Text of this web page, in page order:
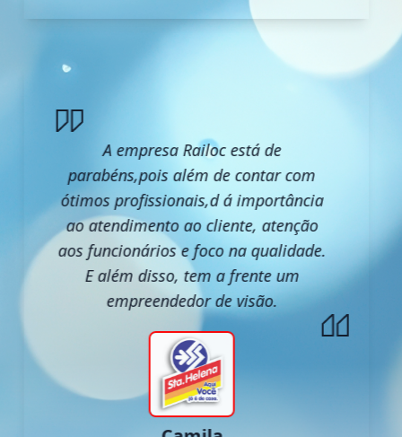
A empresa Railoc está de
parabéns,pois além de contar com
ótimos profissionais,d á importância
ao atendimento ao cliente, atenção
aos funcionários e foco na qualidade.
E além disso, tem a frente um
empreendedor de visão.